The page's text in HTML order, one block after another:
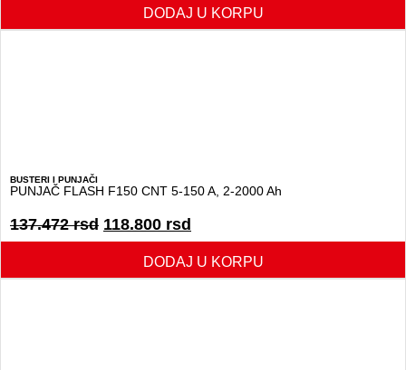
DODAJ U KORPU
BUSTERI I PUNJAČI
PUNJAČ FLASH F150 CNT 5-150 A, 2-2000 Ah
137.472rsd 118.800 rsd
DODAJ U KORPU